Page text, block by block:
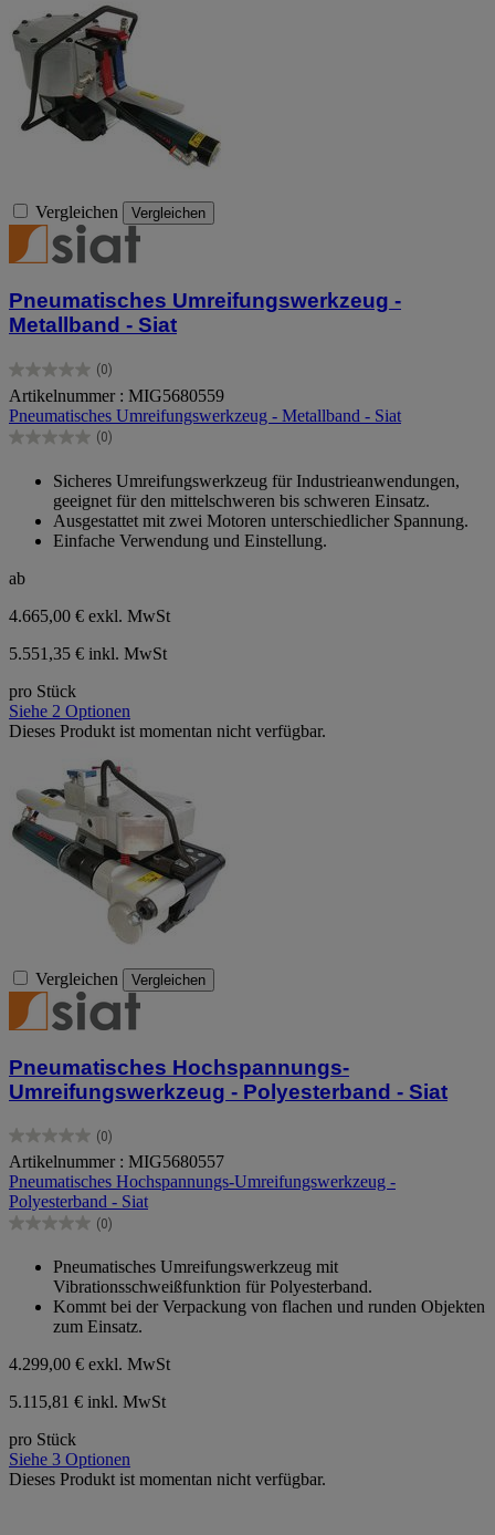
Vergleichen Vergleichen
Pneumatisches Umreifungswerkzeug -
Metallband - Siat
(0)
0.0
von
5
Sternen.
Artikelnummer : MIG5680559
Pneumatisches Umreifungswerkzeug - Metallband - Siat
(0)
0.0
Sternen.
Sicheres Umreifungswerkzeug für Industrieanwendungen,
geeignet für den mittelschweren bis schweren Einsatz.
Ausgestattet mit zwei Motoren unterschiedlicher Spannung.
Einfache Verwendung und Einstellung.
ab
4.665,00 € exkl. MwSt
5.551,35 € inkl. MwSt
pro Stück
Siehe 2 Optionen
Dieses Produkt ist momentan nicht verfügbar.
Vergleichen Vergleichen
Pneumatisches Hochspannungs-
Umreifungswerkzeug - Polyesterband - Siat
(0)
0.0
von
5
Sternen.
Artikelnummer : MIG5680557
Pneumatisches Hochspannungs-Umreifungswerkzeug -
Polyesterband - Siat
(0)
0.0
Sternen.
Pneumatisches Umreifungswerkzeug mit
Vibrationsschweißfunktion für Polyesterband.
Kommt bei der Verpackung von flachen und runden Objekten
zum Einsatz.
4.299,00 € exkl. MwSt
5.115,81 € inkl. MwSt
pro Stück
Siehe 3 Optionen
Dieses Produkt ist momentan nicht verfügbar.